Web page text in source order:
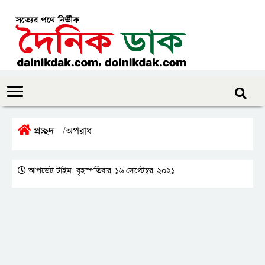
প্রচ্ছদ /অপরাধ
আপডেট টাইম: বৃহস্পতিবার, ১৬ সেপ্টেম্বর, ২০২১